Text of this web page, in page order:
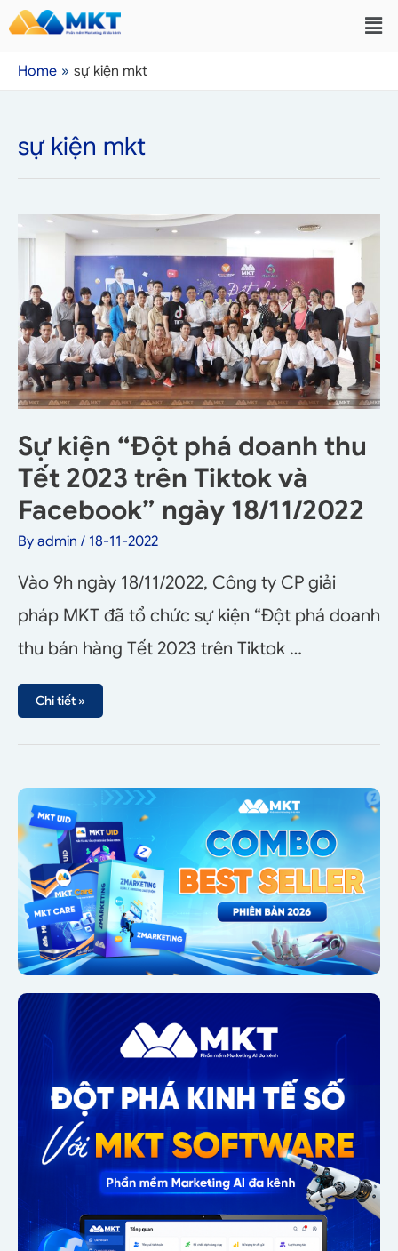
Home sự kiện mkt
sự kiện mkt
Sự kiện “Đột phá doanh thu
Tết 2023 trên Tiktok và
Facebook” ngày 18/11/2022
By admin / 18-11-2022
Vào 9h ngày 18/11/2022, Công ty CP giải
pháp MKT đã tổ chức sự kiện “Đột phá doanh
thu bán hàng Tết 2023 trên Tiktok …
Chi tiết »